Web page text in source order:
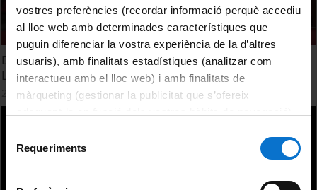
vostres preferències (recordar informació perquè accediu
al lloc web amb determinades característiques que
puguin diferenciar la vostra experiència de la d’altres
usuaris), amb finalitats estadístiques (analitzar com
interactueu amb el lloc web) i amb finalitats de
màrqueting (gestionar la publicitat que s’ofereix
consultar laPolítica de galetes del lloc web de la
Requeriments
Diada de la Memòria de la Universitat de Barcelona 2026:
La Universitat, sota les bombes
26 Enero, 2026